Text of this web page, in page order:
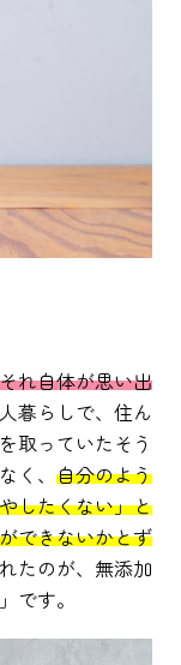
れ自体が思い出
暮らしで、住ん
取っていたそう
く、 自分のよう
したくない」と
できないかとず
たのが、無添加
です。